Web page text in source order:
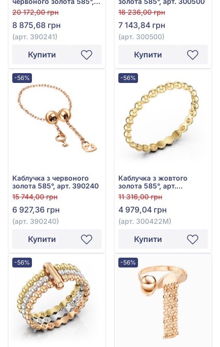
без вставки, арт. 390241
20 172,00 грн
8 875,68 грн
(арт. 390241)
Купити
16 236,00 грн
7 143,84 грн
(арт. 300500)
Купити
-56%
Каблучка з червоного
золота 585°, арт. 390240
15 744,00 грн
6 927,36 грн
(арт. 390240)
Купити
-56%
Каблучка з жовтого
золота 585°, арт.
300422М
11 316,00 грн
4 979,04 грн
(арт. 300422М)
Купити
-56% -56%